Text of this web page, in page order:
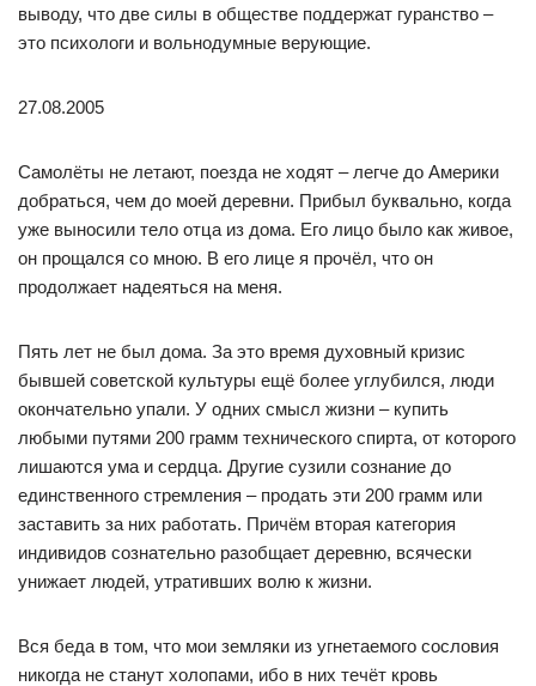
выводу, что две силы в обществе поддержат гуранство –
это психологи и вольнодумные верующие.
27.08.2005
Самолёты не летают, поезда не ходят – легче до Америки
добраться, чем до моей деревни. Прибыл буквально, когда
уже выносили тело отца из дома. Его лицо было как живое,
он прощался со мною. В его лице я прочёл, что он
продолжает надеяться на меня.
Пять лет не был дома. За это время духовный кризис
бывшей советской культуры ещё более углубился, люди
окончательно упали. У одних смысл жизни – купить
любыми путями 200 грамм технического спирта, от которого
лишаются ума и сердца. Другие сузили сознание до
единственного стремления – продать эти 200 грамм или
заставить за них работать. Причём вторая категория
индивидов сознательно разобщает деревню, всячески
унижает людей, утративших волю к жизни.
Вся беда в том, что мои земляки из угнетаемого сословия
никогда не станут холопами, ибо в них течёт кровь